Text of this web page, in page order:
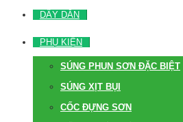
DÂY DẪN
PHỤ KIỆN
SÚNG PHUN SƠN ĐẶC BIỆT
SÚNG XỊT BỤI
CỐC ĐỰNG SƠN